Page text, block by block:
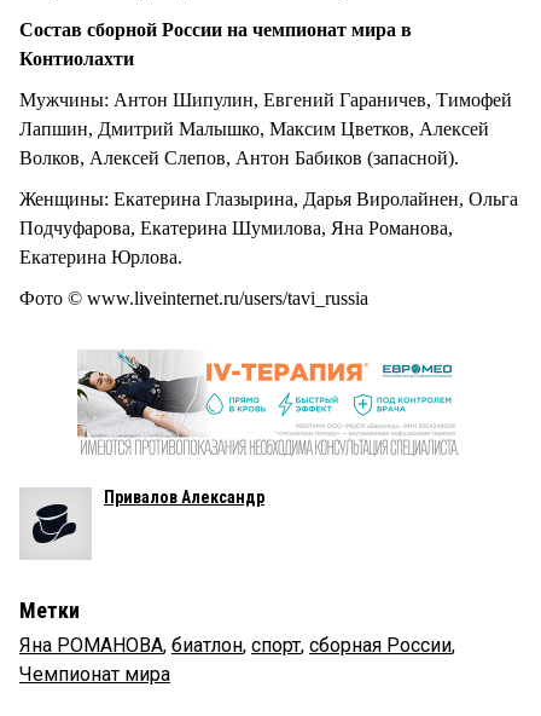
Состав сборной России на чемпионат мира в
Контиолахти
Мужчины: Антон Шипулин, Евгений Гараничев, Тимофей
Лапшин, Дмитрий Малышко, Максим Цветков, Алексей
Волков, Алексей Слепов, Антон Бабиков (запасной).
Женщины: Екатерина Глазырина, Дарья Виролайнен, Ольга
Подчуфарова, Екатерина Шумилова, Яна Романова,
Екатерина Юрлова.
Фото © www.liveinternet.ru/users/tavi_russia
Привалов Александр
Метки
Яна РОМАНОВА, биатлон, спорт, сборная России,
Чемпионат мира